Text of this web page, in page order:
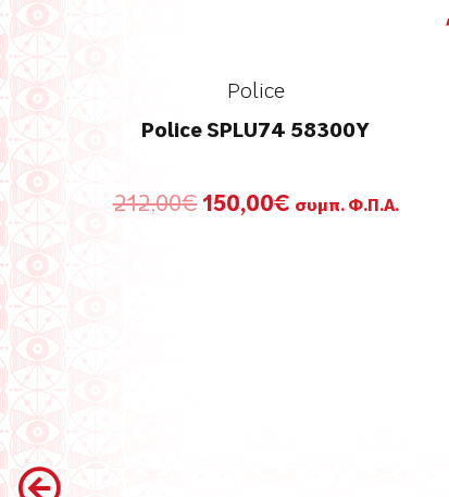
Police
Police SPLU74 58300Y
212,00€ Original
150,00€Ησυμπ. Φ.Π.Α.